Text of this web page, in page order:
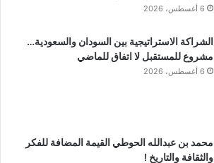
6 أغسطس، 2026
الشراكة الاستراتيجية بين السودان والسعودية…
مشروع للمستقبل لا اتفاق للماضي
6 أغسطس، 2026
محمد بن عبدالله الحوطي القيمة المضافة للفكر
والثقافة والتاريخ !